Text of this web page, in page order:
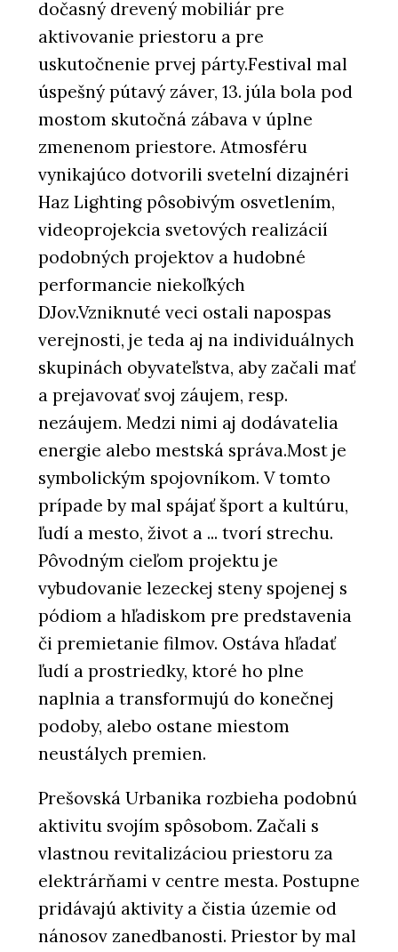
dočasný drevený mobiliár pre
aktivovanie priestoru a pre
uskutočnenie prvej párty.Festival mal
úspešný pútavý záver, 13. júla bola pod
mostom skutočná zábava v úplne
zmenenom priestore. Atmosféru
vynikajúco dotvorili svetelní dizajnéri
Haz Lighting pôsobivým osvetlením,
videoprojekcia svetových realizácií
podobných projektov a hudobné
performancie niekoľkých
DJov.Vzniknuté veci ostali napospas
verejnosti, je teda aj na individuálnych
skupinách obyvateľstva, aby začali mať
a prejavovať svoj záujem, resp.
nezáujem. Medzi nimi aj dodávatelia
energie alebo mestská správa.Most je
symbolickým spojovníkom. V tomto
prípade by mal spájať šport a kultúru,
ľudí a mesto, život a ... tvorí strechu.
Pôvodným cieľom projektu je
vybudovanie lezeckej steny spojenej s
pódiom a hľadiskom pre predstavenia
či premietanie filmov. Ostáva hľadať
ľudí a prostriedky, ktoré ho plne
naplnia a transformujú do konečnej
podoby, alebo ostane miestom
neustálych premien.
Prešovská Urbanika rozbieha podobnú
aktivitu svojím spôsobom. Začali s
vlastnou revitalizáciou priestoru za
elektrárňami v centre mesta. Postupne
pridávajú aktivity a čistia územie od
nánosov zanedbanosti. Priestor by mal